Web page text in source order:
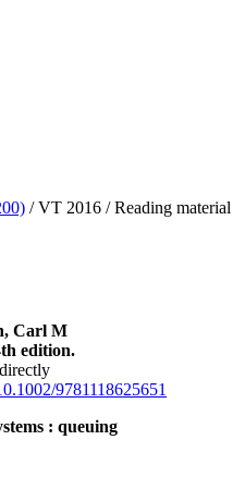
/VT 2016 /Reading material
Carl M
edition.
9781118625651
: queuing